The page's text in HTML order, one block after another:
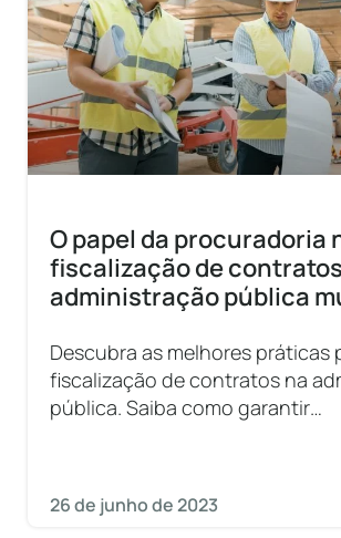
O papel da procuradoria
fiscalização de
administração pública
Descubra as melhores práticas
fiscalização de contratos na
pública. Saiba como garantir
26 de junho de 2023